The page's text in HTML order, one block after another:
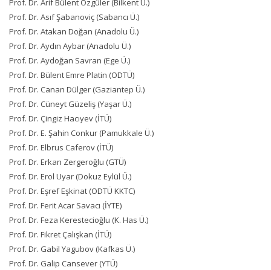
Prof. Dr. Arif Bülent Özgüler (Bilkent Ü.)
Prof. Dr. Asıf Şabanoviç (Sabancı Ü.)
Prof. Dr. Atakan Doğan (Anadolu Ü.)
Prof. Dr. Aydın Aybar (Anadolu Ü.)
Prof. Dr. Aydoğan Savran (Ege Ü.)
Prof. Dr. Bülent Emre Platin (ODTÜ)
Prof. Dr. Canan Dülger (Gaziantep Ü.)
Prof. Dr. Cüneyt Güzeliş (Yaşar Ü.)
Prof. Dr. Çingiz Hacıyev (İTÜ)
Prof. Dr. E. Şahin Conkur (Pamukkale Ü.)
Prof. Dr. Elbrus Caferov (İTÜ)
Prof. Dr. Erkan Zergeroğlu (GTÜ)
Prof. Dr. Erol Uyar (Dokuz Eylül Ü.)
Prof. Dr. Eşref Eşkinat (ODTÜ KKTC)
Prof. Dr. Ferit Acar Savacı (İYTE)
Prof. Dr. Feza Kerestecioğlu (K. Has Ü.)
Prof. Dr. Fikret Çalışkan (İTÜ)
Prof. Dr. Gabil Yagubov (Kafkas Ü.)
Prof. Dr. Galip Cansever (YTÜ)